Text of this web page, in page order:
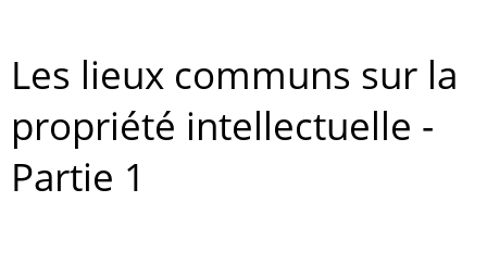
Les lieux communs sur la
propriété intellectuelle -
Partie 1